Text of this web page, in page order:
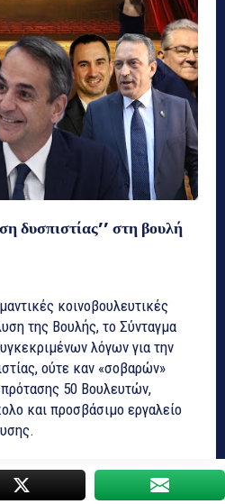
δυσπιστίας’’ στη βουλή
κοινοβουλευτικές
της Βουλής, το Σύνταγμα
λόγων για την
ούτε καν «σοβαρών»
50 Βουλευτών,
και προσβάσιμο εργαλείο